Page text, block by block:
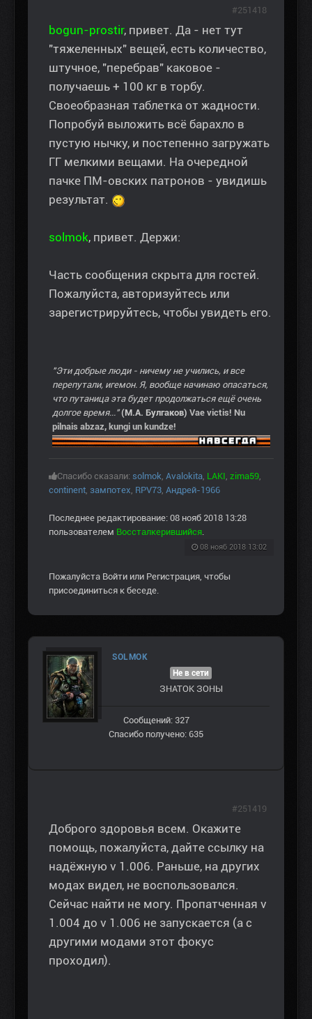
bogun-prostir, привет. Да - нет тут
"тяжеленных" вещей, есть количество,
штучное, "перебрав" каковое -
получаешь + 100 кг в торбу.
Своеобразная таблетка от жадности.
Попробуй выложить всё барахло в
пустую нычку, и постепенно загружать
ГГ мелкими вещами. На очередной
пачке ПМ-овских патронов - увидишь
результат.
solmok, привет. Держи:
Часть сообщения скрыта для гостей.
Пожалуйста, авторизуйтесь или
зарегистрируйтесь, чтобы увидеть его.
"Эти добрые люди - ничему не учились, и все
перепутали, игемон. Я, вообще начинаю опасаться,
что путаница эта будет продолжаться ещё очень
долгое время..." (М.А. Булгаков) Vae victis! Nu
pilnais abzaz, kungi un kundze!
Спасибо сказали: solmok, Avalokita, LAKI, zima59,
continent, зампотех, RPV73, Андрей-1966
Последнее редактирование: 08 нояб 2018 13:28
пользователем Воссталкерившийся.
08 нояб 2018 13:02
#251418
Пожалуйста Войти или Регистрация, чтобы
присоединиться к беседе.
SOLMOK
Не в сети
ЗНАТОК ЗОНЫ
Сообщений: 327
Спасибо получено: 635
Доброго здоровья всем. Окажите
помощь, пожалуйста, дайте ссылку на
надёжную v 1.006. Раньше, на других
модах видел, не воспользовался.
Сейчас найти не могу. Пропатченная v
1.004 до v 1.006 не запускается (а с
другими модами этот фокус
проходил).
#251419